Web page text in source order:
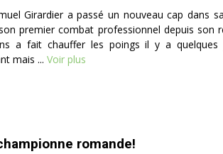
Girardier a passé un nouveau cap dans
premier combat professionnel depuis son
a fait chauffer les poings il y a quelques
mais ... Voir plus
romande!